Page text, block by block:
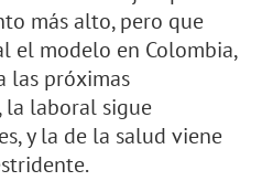
más alto, pero que
el modelo en Colombia,
las próximas
la laboral sigue
y la de la salud viene